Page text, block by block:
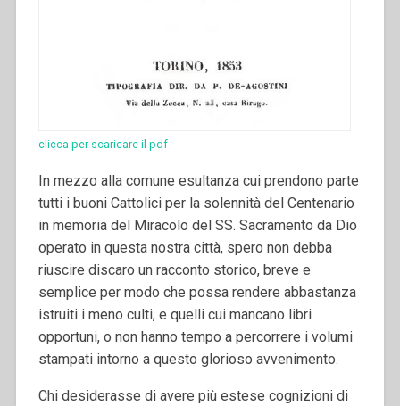
clicca per scaricare il pdf
In mezzo alla comune esultanza cui prendono parte
tutti i buoni Cattolici per la solennità del Centenario
in memoria del Miracolo del SS. Sacramento da Dio
operato in questa nostra città, spero non debba
riuscire discaro un racconto storico, breve e
semplice per modo che possa rendere abbastanza
istruiti i meno culti, e quelli cui mancano libri
opportuni, o non hanno tempo a percorrere i volumi
stampati intorno a questo glorioso avvenimento.
Chi desiderasse di avere più estese cognizioni di